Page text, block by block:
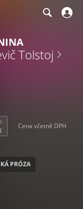
Tolstoj
Cena včetně DPH
PRÓZA